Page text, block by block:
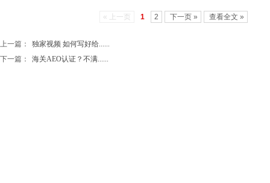
« 上一页 1 2 下一页 » 查看全文 »
上一篇：
独家视频 如何写好给......
下一篇：
海关AEO认证？不满......